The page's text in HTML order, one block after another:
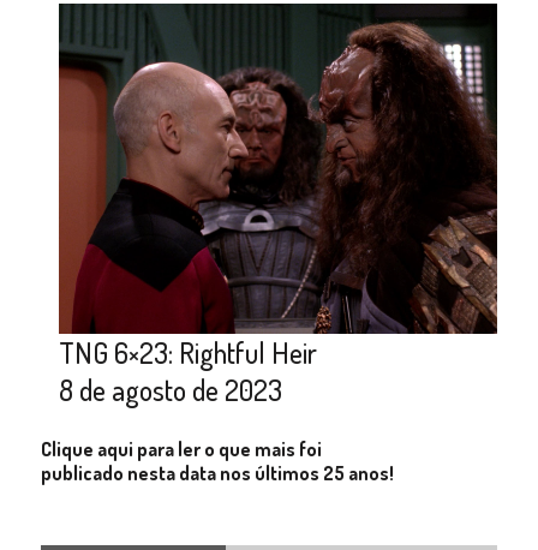
TNG 6×23: Rightful Heir
8 de agosto de 2023
Clique aqui para ler o que mais foi
publicado nesta data nos últimos 25 anos!